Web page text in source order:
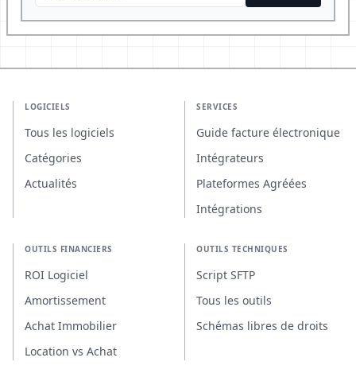
LOGICIELS
Tous les logiciels
Catégories
Actualités
SERVICES
Guide facture électronique
Intégrateurs
Plateformes Agréées
Intégrations
OUTILS FINANCIERS
ROI Logiciel
Amortissement
Achat Immobilier
Location vs Achat
OUTILS TECHNIQUES
Script SFTP
Tous les outils
Schémas libres de droits